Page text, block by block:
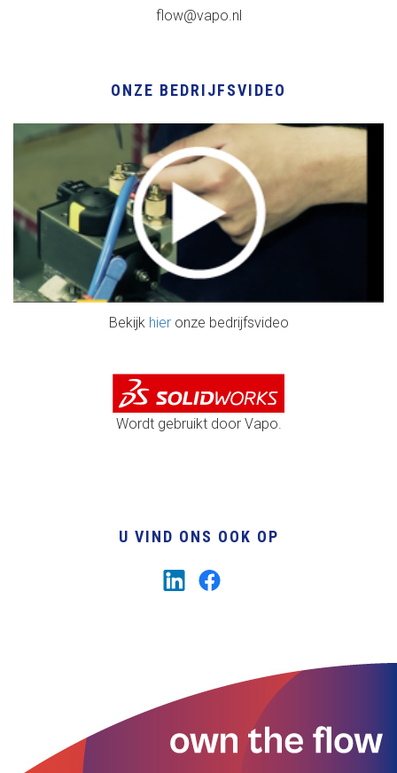
flow@vapo.nl
ONZE BEDRIJFSVIDEO
Bekijk hieronze bedrijfsvideo
Wordt gebruikt door Vapo.
U VIND ONS OOK OP